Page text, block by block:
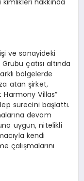
hakkında
ve sanayideki
çatısı altında
bölgelerde
atan şirket,
Harmony Villas”
sürecini başlattı.
devam
uygun, nitelikli
kendi
çalışmalarını